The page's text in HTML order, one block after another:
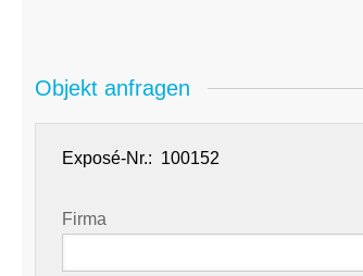
Objekt anfragen
Exposé-Nr.:
Firma